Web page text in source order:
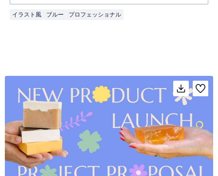
イラスト風 ブルー プロフェッショナル